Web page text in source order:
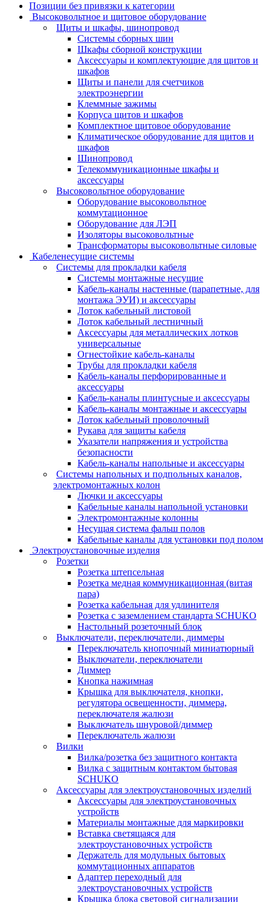
Позиции без привязки к категории
Высоковольтное и щитовое оборудование
Щиты и шкафы, шинопровод
Системы сборных шин
Шкафы сборной конструкции
Аксессуары и комплектующие для щитов и
шкафов
Щиты и панели для счетчиков
электроэнергии
Клеммные зажимы
Корпуса щитов и шкафов
Комплектное щитовое оборудование
Климатическое оборудование для щитов и
шкафов
Шинопровод
Телекоммуникационные шкафы и
аксессуары
Высоковольтное оборудование
Оборудование высоковольтное
коммутационное
Оборудование для ЛЭП
Изоляторы высоковольтные
Трансформаторы высоковольтные силовые
Кабеленесущие системы
Системы для прокладки кабеля
Системы монтажные несущие
Кабель-каналы настенные (парапетные, для
монтажа ЭУИ) и аксессуары
Лоток кабельный листовой
Лоток кабельный лестничный
Аксессуары для металлических лотков
универсальные
Огнестойкие кабель-каналы
Трубы для прокладки кабеля
Кабель-каналы перфорированные и
аксессуары
Кабель-каналы плинтусные и аксессуары
Кабель-каналы монтажные и аксессуары
Лоток кабельный проволочный
Рукава для защиты кабеля
Указатели напряжения и устройства
безопасности
Кабель-каналы напольные и аксессуары
Системы напольных и подпольных каналов,
электромонтажных колон
Лючки и аксессуары
Кабельные каналы напольной установки
Электромонтажные колонны
Несущая система фальш полов
Кабельные каналы для установки под полом
Электроустановочные изделия
Розетки
Розетка штепсельная
Розетка медная коммуникационная (витая
пара)
Розетка кабельная для удлинителя
Розетка с заземлением стандарта SCHUKO
Настольный розеточный блок
Выключатели, переключатели, диммеры
Переключатель кнопочный миниатюрный
Выключатели, переключатели
Диммер
Кнопка нажимная
Крышка для выключателя, кнопки,
регулятора освещенности, диммера,
переключателя жалюзи
Выключатель шнуровой/диммер
Переключатель жалюзи
Вилки
Вилка/розетка без защитного контакта
Вилка с защитным контактом бытовая
SCHUKO
Аксессуары для электроустановочных изделий
Аксессуары для электроустановочных
устройств
Материалы монтажные для маркировки
Вставка светящаяся для
электроустановочных устройств
Держатель для модульных бытовых
коммутационных аппаратов
Адаптер переходный для
электроустановочных устройств
Крышка блока световой сигнализации